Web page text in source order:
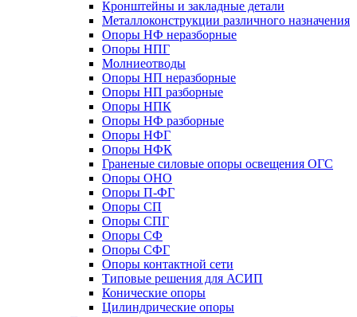
Кронштейны и закладные детали
Металлоконструкции различного назначения
Опоры НФ неразборные
Опоры НПГ
Молниеотводы
Опоры НП неразборные
Опоры НП разборные
Опоры НПК
Опоры НФ разборные
Опоры НФГ
Опоры НФК
Граненые силовые опоры освещения ОГС
Опоры ОНО
Опоры П-ФГ
Опоры СП
Опоры СПГ
Опоры СФ
Опоры СФГ
Опоры контактной сети
Типовые решения для АСИП
Конические опоры
Цилиндрические опоры